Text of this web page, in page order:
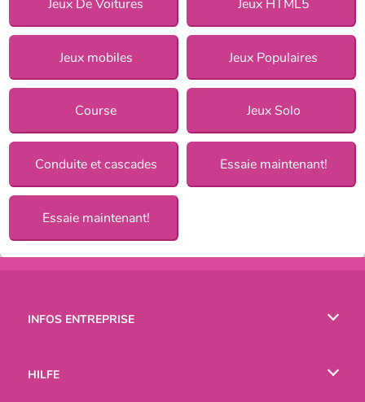
Jeux De Voitures Jeux HTML5
Jeux mobiles Jeux Populaires
Course Jeux Solo
Conduite et cascades Essaie maintenant!
Essaie maintenant!
INFOS ENTREPRISE
HILFE